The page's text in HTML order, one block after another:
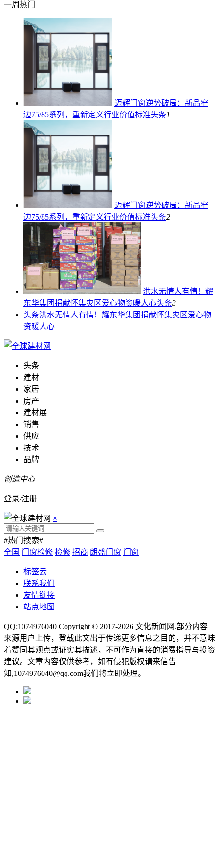
一周热门
迈辉门窗逆势破局：新品窄
边75/85系列，重新定义行业价值标准头条1
迈辉门窗逆势破局：新品窄
边75/85系列，重新定义行业价值标准头条2
洪水无情人有情！耀
东华集团捐献怀集灾区爱心物资暖人心头条3
头条洪水无情人有情！耀东华集团捐献怀集灾区爱心物
资暖人心
头条
建材
家居
房产
建材展
销售
供应
技术
品牌
创造中心
登录/注册
×
#热门搜索#
全国 门窗检修 检修 招商 朗盛门窗 门窗
标签云
联系我们
友情链接
站点地图
QQ:1074976040 Copyright © 2017-2026 文化新闻网 .部分内容
来源用户上传，登载此文出于传递更多信息之目的，并不意味
着赞同其观点或证实其描述，不可作为直接的消费指导与投资
建议。文章内容仅供参考，如有侵犯版权请来信告
知,1074976040@qq.com我们将立即处理。